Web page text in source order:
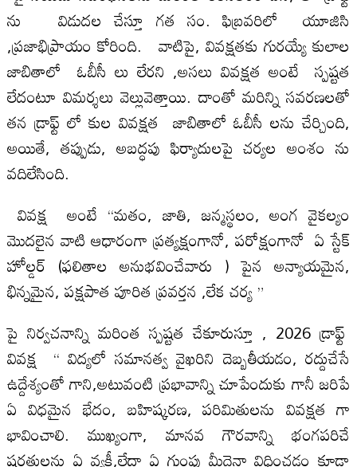
ను విడుదల చేస్తూ గత సం. ఫిబ్రవరిలో యూజిసి
,ప్రజాభిప్రాయం కోరింది. వాటిపై, వివక్షతకు గురయ్యే కులాల
జాబితాలో ఓబీసీ లు లేరని ,అసలు వివక్షత అంటే స్పష్టత
లేదంటూ విమర్శలు వెల్లువెత్తాయి. దాంతో మరిన్ని సవరణలతో
తన డ్రాఫ్ట్ లో కుల వివక్షత జాబితాలో ఓబీసీ లను చేర్చింది,
అయితే, తప్పుడు, అబద్ధపు ఫిర్యాదులపై చర్యల అంశం ను
వదిలేసింది.
వివక్ష అంటే “మతం, జాతి, జన్మస్థలం, అంగ వైకల్యం
మొదలైన వాటి ఆధారంగా ప్రత్యక్షంగానో, పరోక్షంగానో ఏ స్టేక్
హోల్డర్ (ఫ‌లితాల అనుభవించేవారు ) పైన అన్యాయమైన,
భిన్నమైన, పక్షపాత పూరిత ప్రవర్తన ,లేక చర్య ”
పై నిర్వచనాన్ని మరింత స్పష్టత చేకూరుస్తూ , 2026 డ్రాఫ్ట్
వివక్ష “ విద్యలో సమానత్వ వైఖరిని దెబ్బతీయడం, రద్దుచేసే
ఉద్దేశ్యంతో గాని,అటువంటి ప్రభావాన్ని చూపేందుకు గానీ జరిపే
ఏ విధమైన భేదం, బహిష్కరణ, పరిమితులను వివక్షత గా
భావించాలి. ముఖ్యంగా, మానవ గౌరవాన్ని భంగపరిచే
షరతులను ఏ వ్యక్తీ,లేదా ఏ గుంపు మీదైనా విధించడం కూడా